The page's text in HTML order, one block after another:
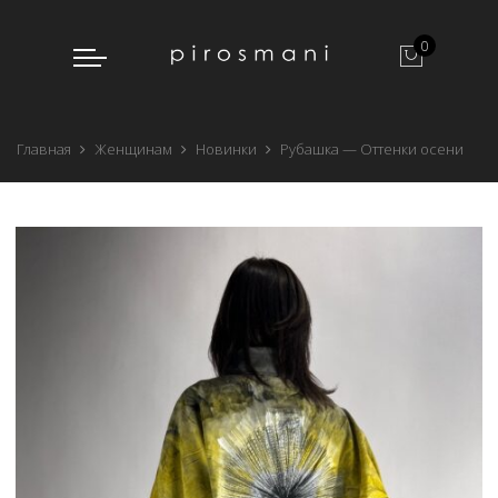
0
Главная Женщинам Новинки Рубашка — Оттенки осени